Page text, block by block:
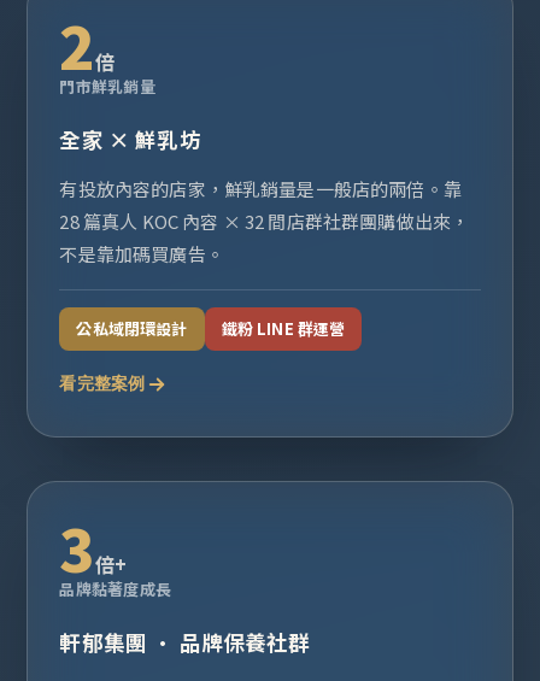
2倍
門市鮮乳銷量
全家 × 鮮乳坊
有投放內容的店家，鮮乳銷量是一般店的兩倍。靠
28 篇真人 KOC 內容 × 32 間店群社群團購做出來，
不是靠加碼買廣告。
公私域閉環設計 鐵粉 LINE 群運營
看完整案例
3倍+
品牌黏著度成長
軒郁集團 · 品牌保養社群